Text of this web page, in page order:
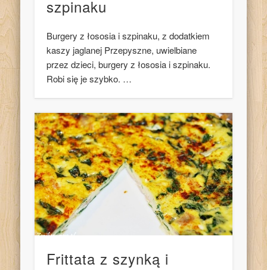
szpinaku
Burgery z łososia i szpinaku, z dodatkiem
kaszy jaglanej Przepyszne, uwielbiane
przez dzieci, burgery z łososia i szpinaku.
Robi się je szybko. …
Frittata z szynką i